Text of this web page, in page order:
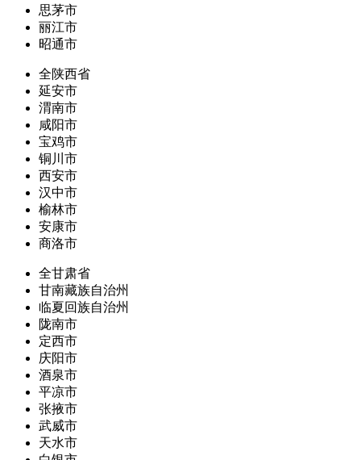
思茅市
丽江市
昭通市
全陕西省
延安市
渭南市
咸阳市
宝鸡市
铜川市
西安市
汉中市
榆林市
安康市
商洛市
全甘肃省
甘南藏族自治州
临夏回族自治州
陇南市
定西市
庆阳市
酒泉市
平凉市
张掖市
武威市
天水市